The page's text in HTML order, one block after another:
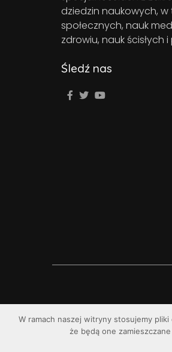
dziedzin naukowych,
społecznych, nauk
zdrowiu, nauk ścisłych
Śledź nas
W ramach naszej witryny stosujemy
że będą one